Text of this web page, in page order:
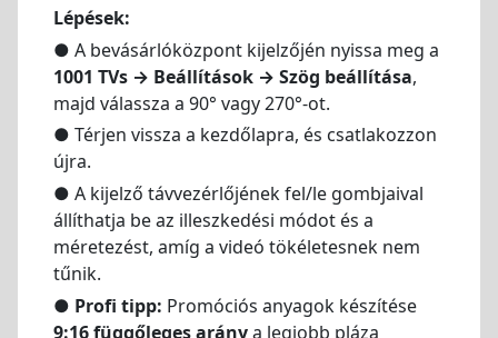
Lépések:
● A bevásárlóközpont kijelzőjén nyissa meg a
1001 TVs → Beállítások → Szög beállítása,
majd válassza a 90° vagy 270°-ot.
● Térjen vissza a kezdőlapra, és csatlakozzon
újra.
● A kijelző távvezérlőjének fel/le gombjaival
állíthatja be az illeszkedési módot és a
méretezést, amíg a videó tökéletesnek nem
tűnik.
● Profi tipp: Promóciós anyagok készítése
9:16 függőleges aránya legjobb pláza